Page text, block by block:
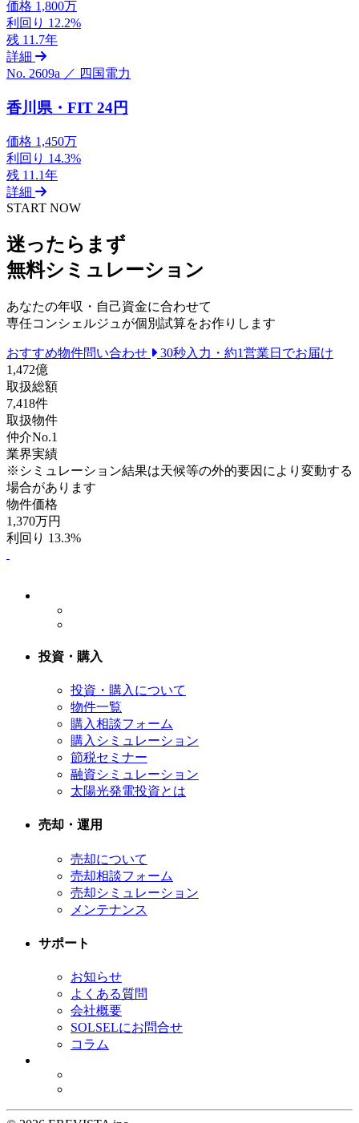
価格 1,800万
利回り 12.2%
残 11.7年
詳細
No. 2609a ／ 四国電力
香川県・FIT 24円
価格 1,450万
利回り 14.3%
残 11.1年
詳細
START NOW
迷ったらまず
無料シミュレーション
あなたの年収・自己資金に合わせて
専任コンシェルジュが個別試算をお作りします
おすすめ物件問い合わせ
30秒入力・約1営業日でお届け
1,472億
取扱総額
7,418件
取扱物件
仲介No.1
業界実績
※シミュレーション結果は天候等の外的要因により変動する
場合があります
物件価格
1,370万円
利回り 13.3%
投資・購入
投資・購入について
物件一覧
購入相談フォーム
購入シミュレーション
節税セミナー
融資シミュレーション
太陽光発電投資とは
売却・運用
売却について
売却相談フォーム
売却シミュレーション
メンテナンス
サポート
お知らせ
よくある質問
会社概要
SOLSELにお問合せ
コラム